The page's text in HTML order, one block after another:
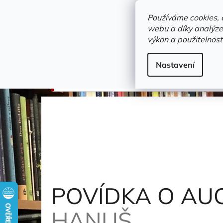
Používáme
webu a díky
výkon a
Nastavení
Novinky Trvalky a
bibliofilie a pěkné vazby
POVÍDKA O AUCASSINOVI A NICOLETTĚ
POVÍDKA O